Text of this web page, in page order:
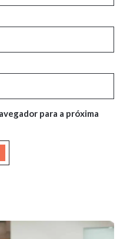
para a próxima